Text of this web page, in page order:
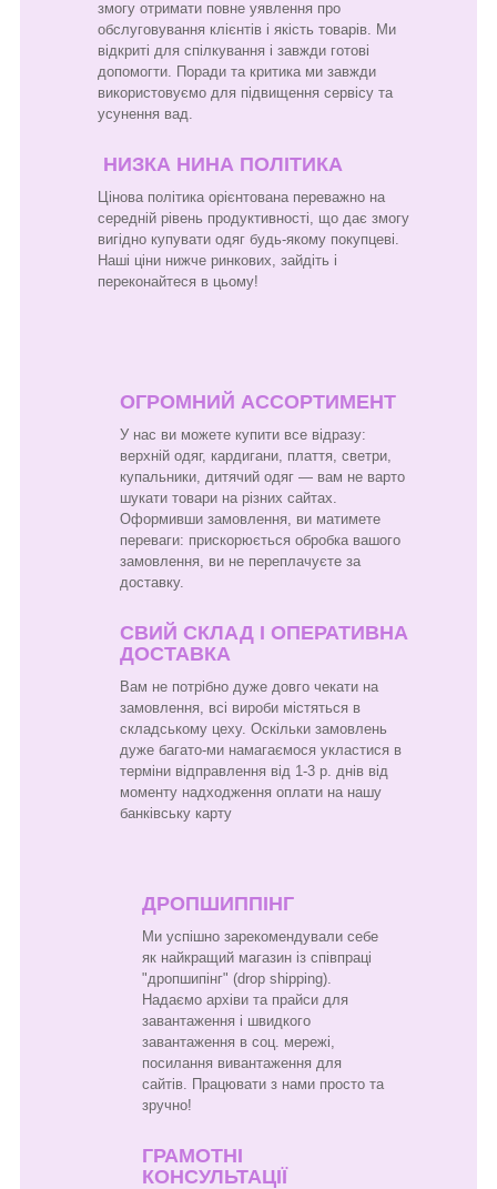
змогу отримати повне уявлення про
обслуговування клієнтів і якість товарів. Ми
відкриті для спілкування і завжди готові
допомогти. Поради та критика ми завжди
використовуємо для підвищення сервісу та
усунення вад.
НИЗКА НИНА ПОЛІТИКА
Цінова політика орієнтована переважно на
середній рівень продуктивності, що дає змогу
вигідно купувати одяг будь-якому покупцеві.
Наші ціни нижче ринкових, зайдіть і
переконайтеся в цьому!
ОГРОМНИЙ АССОРТИМЕНТ
У нас ви можете купити все відразу:
верхній одяг, кардигани, плаття, светри,
купальники, дитячий одяг — вам не варто
шукати товари на різних сайтах.
Оформивши замовлення, ви матимете
переваги: прискорюється обробка вашого
замовлення, ви не переплачуєте за
доставку.
СВИЙ СКЛАД І ОПЕРАТИВНА
ДОСТАВКА
Вам не потрібно дуже довго чекати на
замовлення, всі вироби містяться в
складському цеху. Оскільки замовлень
дуже багато-ми намагаємося укластися в
терміни відправлення від 1-3 р. днів від
моменту надходження оплати на нашу
банківську карту
ДРОПШИППІНГ
Ми успішно зарекомендували себе
як найкращий магазин із співпраці
"дропшипінг" (drop shipping).
Надаємо архіви та прайси для
завантаження і швидкого
завантаження в соц. мережі,
посилання вивантаження для
сайтів. Працювати з нами просто та
зручно!
ГРАМОТНІ
КОНСУЛЬТАЦІЇ